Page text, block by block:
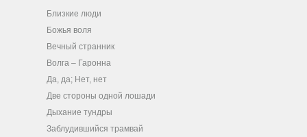
Близкие люди
Божья воля
Вечный странник
Волга – Гаронна
Да, да; Нет, нет
Две стороны одной лошади
Дыхание тундры
Заблудившийся трамвай